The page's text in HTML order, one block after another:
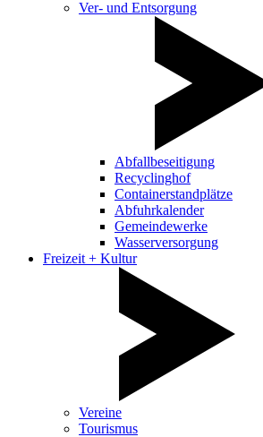
Ver- und Entsorgung
Abfallbeseitigung
Recyclinghof
Containerstandplätze
Abfuhrkalender
Gemeindewerke
Wasserversorgung
Freizeit + Kultur
Vereine
Tourismus